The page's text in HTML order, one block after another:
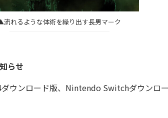
れるような体術を繰り出す長男マーク
らせ
ウンロード版、Nintendo Switchダウンロー